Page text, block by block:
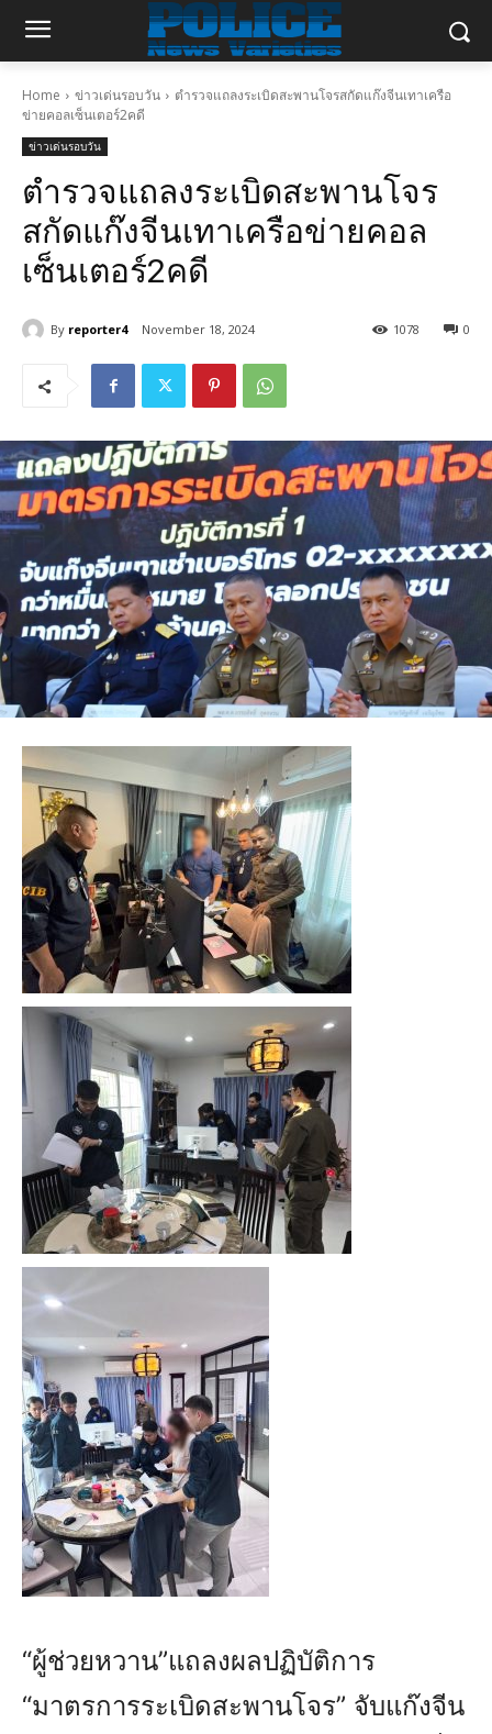
Home ข่าวเด่นรอบวัน
ตำรวจแถลงระเบิดสะพานโจรสกัดแก๊งจีนเทาเครือ
ข่ายคอลเซ็นเตอร์2คดี
ข่าวเด่นรอบวัน
ตำรวจแถลงระเบิดสะพานโจร
สกัดแก๊งจีนเทาเครือข่ายคอล
เซ็นเตอร์2คดี
By reporter4 November 18, 2024 0
1078
“ผู้ช่วยหวาน”แถลงผลปฏิบัติการ
“มาตรการระเบิดสะพานโจร” จับแก๊งจีน